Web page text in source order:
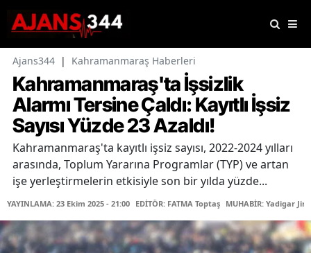
Ajans344 | Kahramanmaraş Haberleri
Kahramanmaraş'ta İşsizlik
Alarmı Tersine Çaldı: Kayıtlı İşsiz
Sayısı Yüzde 23 Azaldı!
Kahramanmaraş'ta kayıtlı işsiz sayısı, 2022-2024 yılları
arasında, Toplum Yararına Programlar (TYP) ve artan
işe yerleştirmelerin etkisiyle son bir yılda yüzde...
YAYINLAMA: 23 Ekim 2025 - 21:00 EDİTÖR: FATMA Toptaş MUHABİR: Yadigar Jira